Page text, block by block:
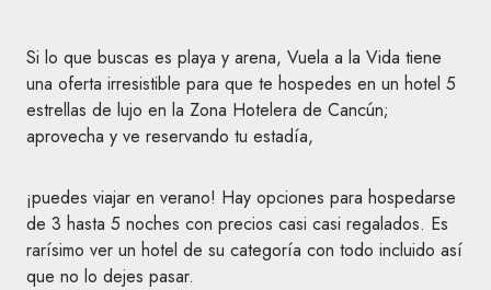
Si lo que buscas es playa y arena, Vuela a la Vida tiene
una oferta irresistible para que te hospedes en un hotel 5
estrellas de lujo en la Zona Hotelera de Cancún;
aprovecha y ve reservando tu estadía,
¡puedes viajar en verano! Hay opciones para hospedarse
de 3 hasta 5 noches con precios casi casi regalados. Es
rarísimo ver un hotel de su categoría con todo incluido así
que no lo dejes pasar.